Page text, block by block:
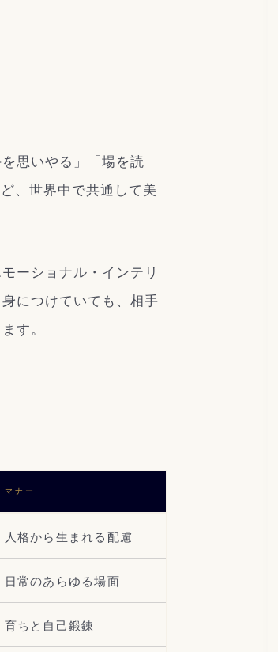
思いやる」「場を読
、世界中で共通して美
ーショナル・インテリ
につけていても、相手
す。
マナー
人格から生まれる配慮
日常のあらゆる場面
育ちと自己鍛錬